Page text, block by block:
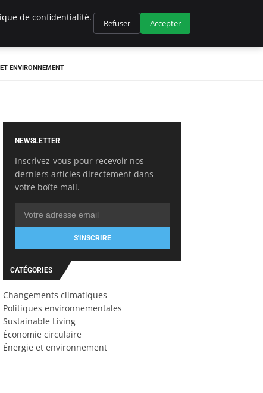
ENVIRONNEMENT
NEWSLETTER
Inscrivez-vous pour recevoir nos
derniers articles directement dans
votre boîte mail.
S'INSCRIRE
CATÉGORIES
Changements climatiques
Politiques environnementales
Sustainable Living
Économie circulaire
Énergie et environnement
de confidentialité.
Refuser Accepter